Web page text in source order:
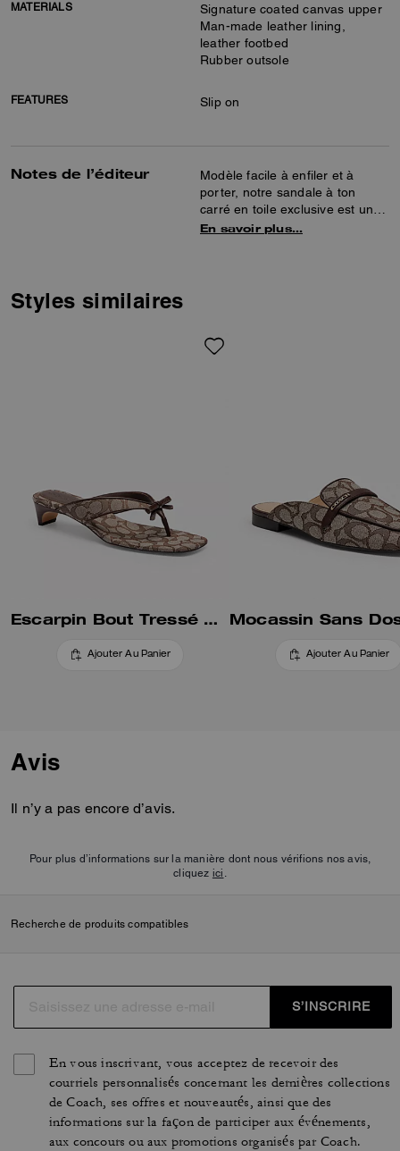
MATERIALS
Signature coated canvas upper
Man-made leather lining,
leather footbed
Rubber outsole
FEATURES Slip on
Notes de l’éditeur
Modèle facile à enfiler et à
porter, notre sandale à ton
carré en toile exclusive est une
chaussure naturellement
En savoir plus…
Styles similaires
Escarpin Bout Tressé À Nœud En Jacquard Signature
Ajouter Au Panier Ajouter Au Panier
Avis
Il n’y a pas encore d’avis.
Pour plus d’informations sur la manière dont nous vérifions nos avis,
cliquez ici .
Recherche de produits compatibles
S’INSCRIRE
En vous inscrivant, vous acceptez de recevoir des
courriels personnalisés concernant les dernières collections
de Coach, ses offres et nouveautés, ainsi que des
informations sur la façon de participer aux événements,
aux concours ou aux promotions organisés par Coach.